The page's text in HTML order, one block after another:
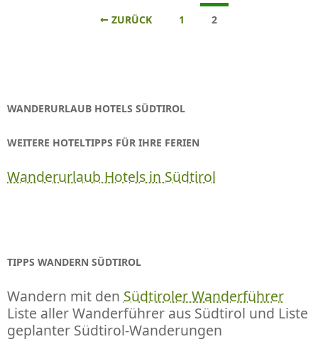
← ZURÜCK 1 2
WANDERURLAUB HOTELS SÜDTIROL
WEITERE HOTELTIPPS FÜR IHRE FERIEN
Wanderurlaub Hotels in Südtirol
TIPPS WANDERN SÜDTIROL
Wandern mit den Südtiroler Wanderführer
Liste aller Wanderführer aus Südtirol und Liste
geplanter Südtirol-Wanderungen